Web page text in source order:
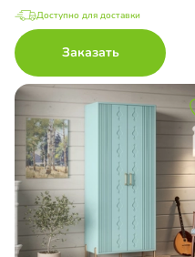
Доступно для доставки
Заказать